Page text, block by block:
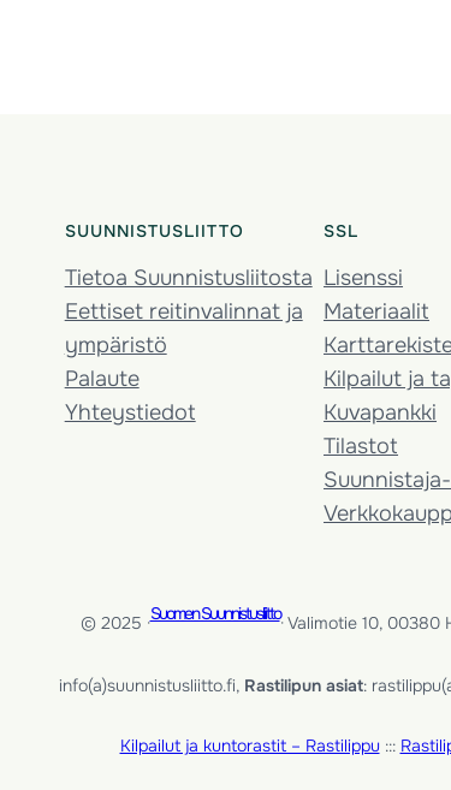
SUUNNISTUSLIITTO
Tietoa Suunnistusliitosta
Eettiset reitinvalinnat ja
ympäristö
Palaute
Yhteystiedot
SSL
Lisenssi
Materiaalit
Kilpailut ja
Kuvapankki
Tilastot
© 2025 ·Suomen Suunnistusliitto· Valimotie 10, 00380
info(a)suunnistusliitto.fi, Rastilipun asiat:
Kilpailut ja kuntorastit – Rastilippu:::